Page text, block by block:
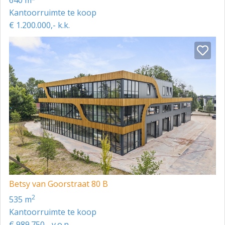
Kantoorruimte te koop
€ 1.200.000,- k.k.
Betsy van Goorstraat 80 B
535 m2
Kantoorruimte te koop